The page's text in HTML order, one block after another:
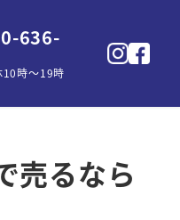
636-
10時～19時
るなら